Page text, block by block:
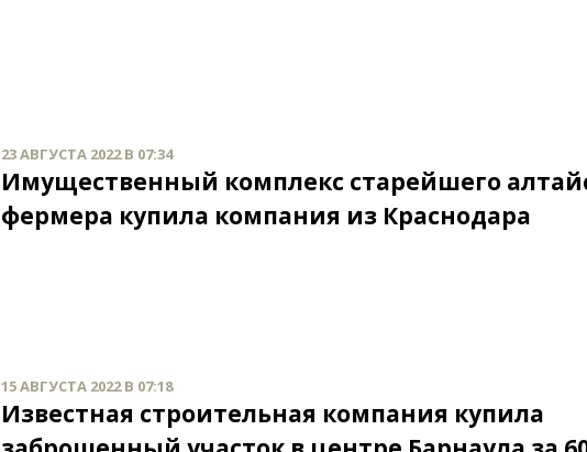
23 АВГУСТА 2022 В 07:34
Имущественный комплекс старейшего
фермера купила компания из Краснодара
15 АВГУСТА 2022 В 07:18
Известная строительная компания купила